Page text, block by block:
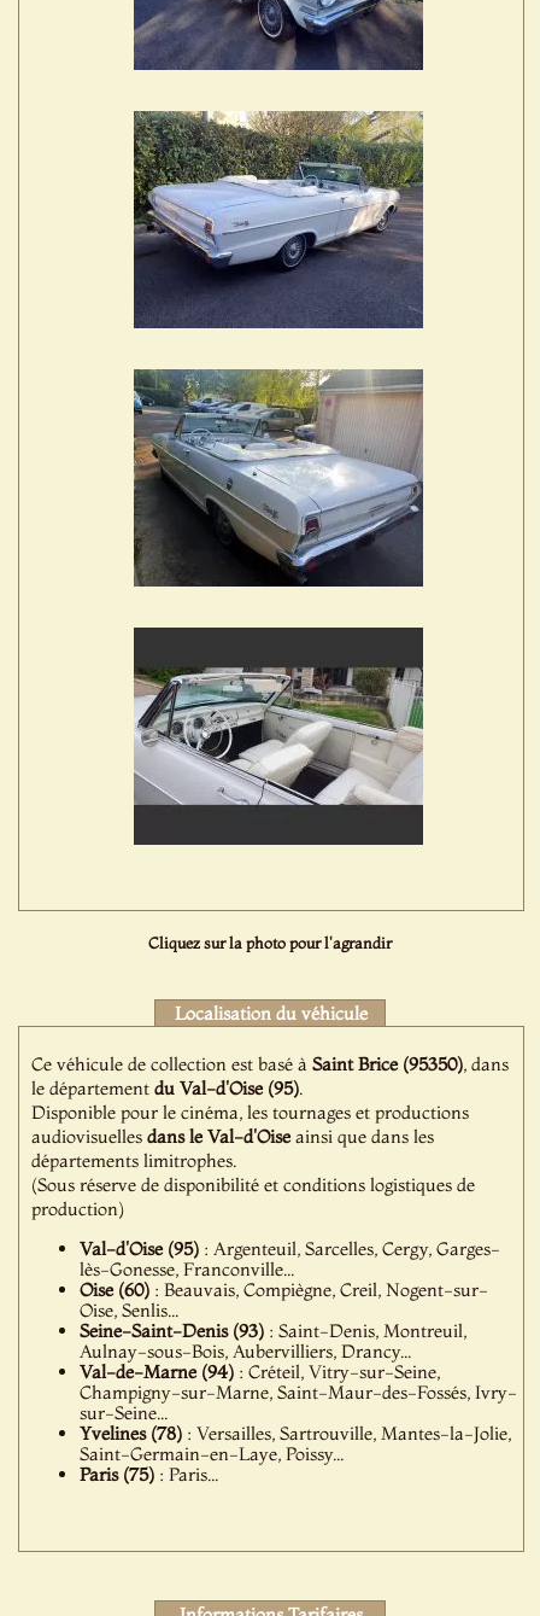
Cliquez sur la photo pour l'agrandir
Localisation du véhicule
Ce véhicule de collection est basé àSaint Brice (95350), dans
le départementdu Val-d'Oise (95).
Disponible pour le cinéma, les tournages et productions
audiovisuellesdans le Val-d'Oiseainsi que dans les
départements limitrophes.
(Sous réserve de disponibilité et conditions logistiques de
production)
Val-d'Oise (95) : Argenteuil, Sarcelles, Cergy, Garges-
lès-Gonesse, Franconville...
Oise (60) : Beauvais, Compiègne, Creil, Nogent-sur-
Oise, Senlis...
Seine-Saint-Denis (93) : Saint-Denis, Montreuil,
Aulnay-sous-Bois, Aubervilliers, Drancy...
Val-de-Marne (94) : Créteil, Vitry-sur-Seine,
Champigny-sur-Marne, Saint-Maur-des-Fossés, Ivry-
sur-Seine...
Yvelines (78) : Versailles, Sartrouville, Mantes-la-Jolie,
Saint-Germain-en-Laye, Poissy...
Paris (75) : Paris...